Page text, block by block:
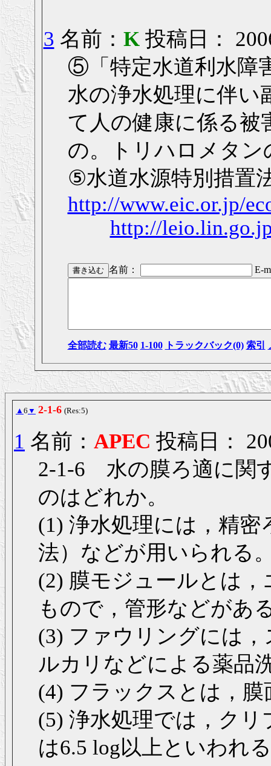
3 名前： K 投稿日：
⑤「特定水道利水障
水の浄水処理に伴い
て人の健康に係る被
の。トリハロメタン
⑤水道水源特別措置
http://www.eic.or.jp/
http://
名前： E-
全部読む 最新50 1-100 トラックバック(0) 索引
▲ 6 ▼ 2-1-6 (Res:5)
1 名前： APEC 投稿日：
2-1-6 水の膜ろ適に関
のはどれか。
(1) 浄水処理には，精密
法）などが用いられる
(2) 膜モジュールとは
もので，管形などがあ
(3) ファウリングには
ルカリなどによる薬品
(4) フラックスとは，
(5) 浄水処理では，ク
は6.5 log以上といわれ